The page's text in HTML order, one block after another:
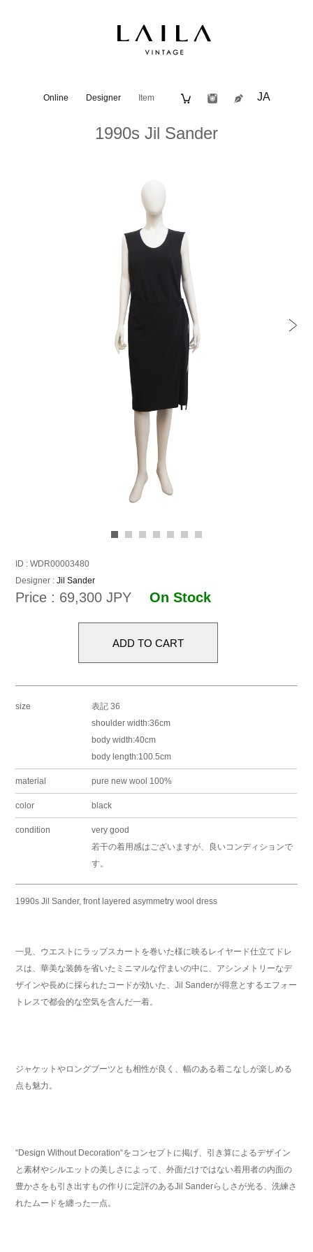
Online Designer Item JA
1990s Jil Sander
ID : WDR00003480
Designer :Jil Sander
Price : 69,300 JPYOn Stock
size
表記 36
shoulder width:36cm
body width:40cm
body length:100.5cm
material pure new wool 100%
color black
condition
very good
若干の着用感はございますが、良いコンディションで
す。
1990s Jil Sander, front layered asymmetry wool dress
一見、ウエストにラップスカートを巻いた様に映るレイヤード仕立てドレ
スは、華美な装飾を省いたミニマルな佇まいの中に、アシンメトリーなデ
ザインや長めに採られたコードが効いた、Jil Sanderが得意とするエフォー
トレスで都会的な空気を含んだ一着。
ジャケットやロングブーツとも相性が良く、幅のある着こなしが楽しめる
点も魅力。
“Design Without Decoration“をコンセプトに掲げ、引き算によるデザイン
と素材やシルエットの美しさによって、外面だけではない着用者の内面の
豊かさをも引き出すもの作りに定評のあるJil Sanderらしさが光る、洗練さ
れたムードを纏った一点。